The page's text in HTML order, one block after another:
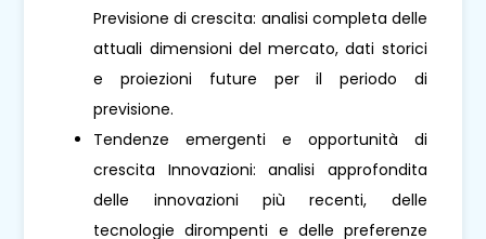
Previsione di crescita: analisi completa delle
attuali dimensioni del mercato, dati storici
e proiezioni future per il periodo di
previsione.
Tendenze emergenti e opportunità di
crescita Innovazioni: analisi approfondita
delle innovazioni più recenti, delle
tecnologie dirompenti e delle preferenze